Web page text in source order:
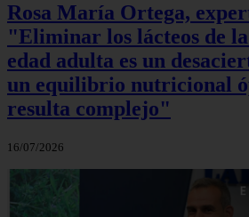
Rosa María Ortega,
"Eliminar los lácteos de
edad adulta es un
un equilibrio nutricional
resulta complejo"
16/07/2026